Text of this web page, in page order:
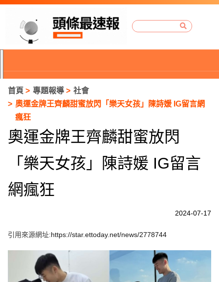
首頁 專題報導
社會
奧運金牌王齊麟甜蜜放閃「樂天女孩」陳詩媛 IG留言網
瘋狂
奧運金牌王齊麟甜蜜放閃
「樂天女孩」陳詩媛 IG留言
網瘋狂
2024-07-17
引用來源網址:https://star.ettoday.net/news/2778744